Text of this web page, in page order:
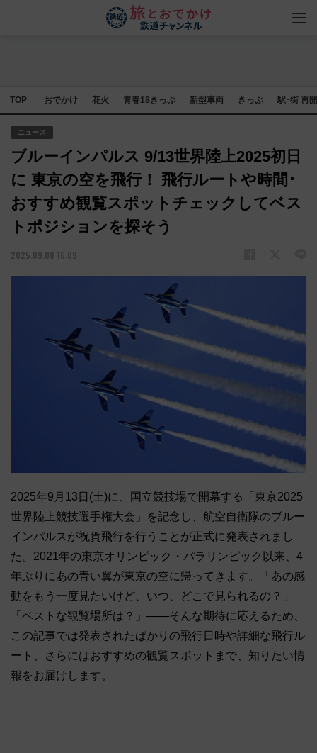
TOP おでかけ 花火 青春18きっぷ 新型車両 きっぷ 駅･街 再
ニュース
ブルーインパルス 9/13世界陸上2025初日
に 東京の空を飛行！ 飛行ルートや時間･
おすすめ観覧スポットチェックしてベス
トポジションを探そう
2025.09.08 16:09
2025年9月13日(土)に、国立競技場で開幕する「東京2025
世界陸上競技選手権大会」を記念し、航空自衛隊のブルー
インパルスが祝賀飛行を行うことが正式に発表されまし
た。2021年の東京オリンピック・パラリンピック以来、4
年ぶりにあの青い翼が東京の空に帰ってきます。「あの感
動をもう一度見たいけど、いつ、どこで見られるの？」
「ベストな観覧場所は？」――そんな期待に応えるため、
この記事では発表されたばかりの飛行日時や詳細な飛行ル
ート、さらにはおすすめの観覧スポットまで、知りたい情
報をお届けします。